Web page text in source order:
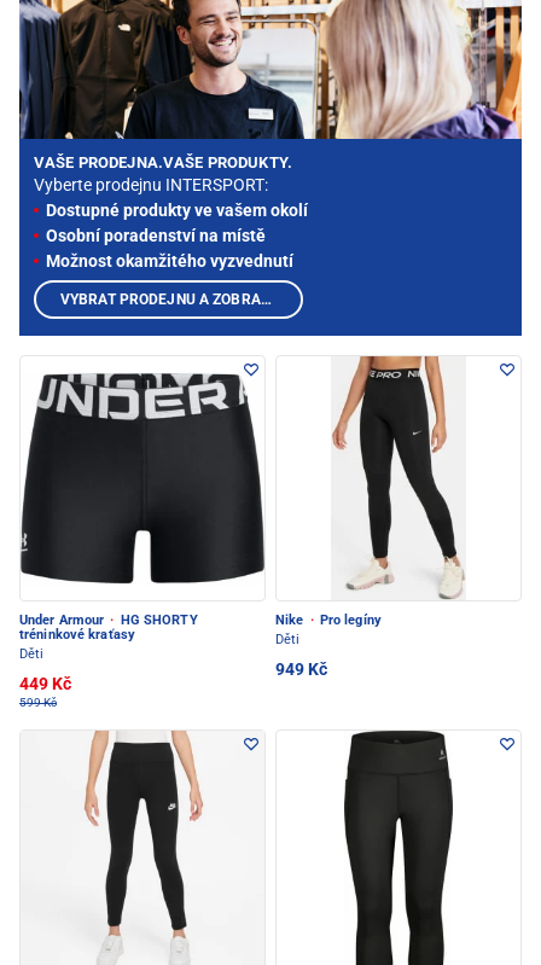
Under Armour ·
HG SHORTY
tréninkové kraťasy
Děti
449 Kč
599 Kč
Nike · Pro legíny
Děti
949 Kč
VAŠE PRODEJNA.VAŠE PRODUKTY.
Vyberte prodejnu INTERSPORT:
Dostupné produkty ve vašem okolí
Osobní poradenství na místě
Možnost okamžitého vyzvednutí
VYBRAT PRODEJNU A ZOBRAZIT PRODUKTY